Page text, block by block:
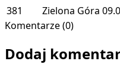
381
Zielona Góra
Komentarze (0)
Dodaj